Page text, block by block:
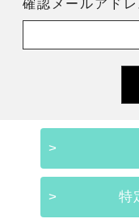
確認メールアドレ
特